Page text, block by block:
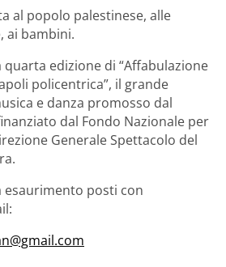
al popolo palestinese, alle
ai bambini.
quarta edizione di “Affabulazione
policentrica”, il grande
e danza promosso dal
dal Fondo Nazionale per
Generale Spettacolo del
esaurimento posti con